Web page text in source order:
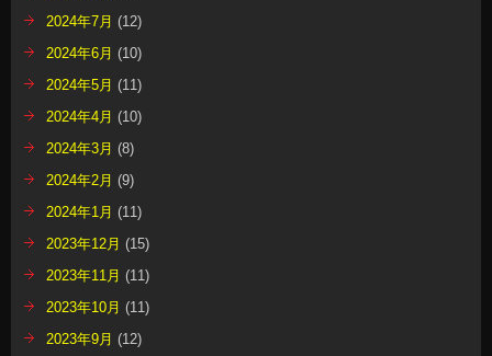
2024年7月 (12)
2024年6月 (10)
2024年5月 (11)
2024年4月 (10)
2024年3月 (8)
2024年2月 (9)
2024年1月 (11)
2023年12月 (15)
2023年11月 (11)
2023年10月 (11)
2023年9月 (12)